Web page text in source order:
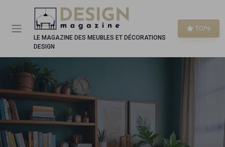
LE MAGAZINE DES MEUBLES ET DÉCORATIONS
DESIGN
TOPs
Panneau de gestion des cookies